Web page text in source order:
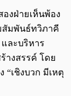
องฝ่ายเห็นพ้อง
สัมพันธ์ทวิภาคี
ละบริหาร
างสรรค์ โดย
“เชิงบวก มีเหตุ